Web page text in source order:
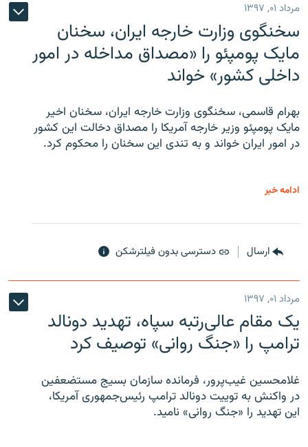
مرداد ۰۱, ۱۳۹۷
سخنگوی وزارت خارجه ایران، سخنان
مایک پومپئو را «مصداق مداخله در امور
داخلی کشور» خواند
بهرام قاسمی، سخنگوی وزارت خارجه ایران، سخنان اخیر
مایک پومپئو وزیر خارجه آمریکا را مصداق دخالت این کشور
در امور ایران خواند و به تندی این سخنان را محکوم کرد.
ادامه خبر
ارسال دسترسی بدون فیلترشکن
مرداد ۰۱, ۱۳۹۷
یک مقام عالی‌رتبه سپاه، تهدید دونالد
ترامپ را «جنگ روانی» توصیف کرد
غلامحسین غیب‌پرور، فرمانده سازمان بسیج مستضعفین
در واکنش به توییت دونالد ترامپ رئیس‌جمهوری آمریکا،
این تهدید را «جنگ روانی» نامید.